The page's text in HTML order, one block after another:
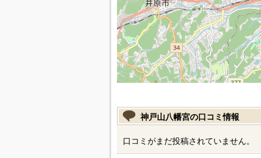
神戸山八幡宮の口コミ情報
口コミがまだ投稿されていません。